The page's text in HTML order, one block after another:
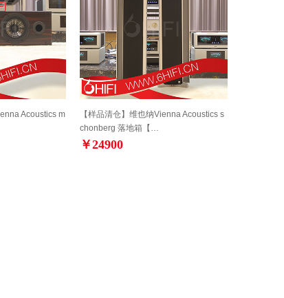
Acoustics m
【样品清仓】维也纳Vienna Acoustics s
chonberg 落地箱【…
￥24900